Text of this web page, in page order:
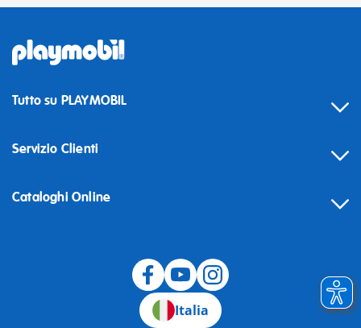
Tutto su PLAYMOBIL
Servizio Clienti
Cataloghi Online
Italia